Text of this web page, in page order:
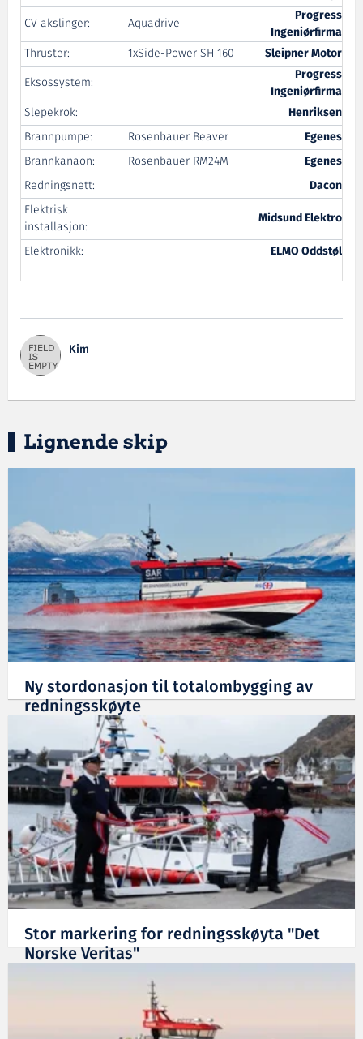
CV akslinger:
Aquadrive
Progress
Ingeniørfirma
Thruster:
1xSide-Power SH 160
Sleipner Motor
Eksossystem:
Progress
Ingeniørfirma
Slepekrok:
Henriksen
Brannpumpe:
Rosenbauer Beaver
Egenes
Brannkanaon:
Rosenbauer RM24M
Egenes
Redningsnett:
Dacon
Elektrisk
installasjon:
Midsund Elektro
Elektronikk:
ELMO Oddstøl
Kim
Lignende skip
Ny stordonasjon til totalombygging av
redningsskøyte
Stor markering for redningsskøyta "Det
Norske Veritas"